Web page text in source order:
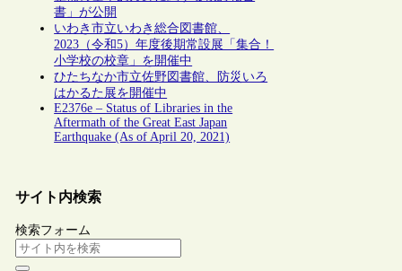
書」が公開
いわき市立いわき総合図書館、
2023（令和5）年度後期常設展「集合！
小学校の校章」を開催中
ひたちなか市立佐野図書館、防災いろ
はかるた展を開催中
E2376e – Status of Libraries in the
Aftermath of the Great East Japan
Earthquake (As of April 20, 2021)
サイト内検索
検索フォーム